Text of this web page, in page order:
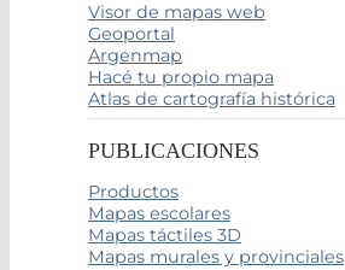
Visor de mapas web
Geoportal
Argenmap
Hacé tu propio mapa
Atlas de cartografía histórica
PUBLICACIONES
Productos
Mapas escolares
Mapas táctiles 3D
Mapas murales y provinciales